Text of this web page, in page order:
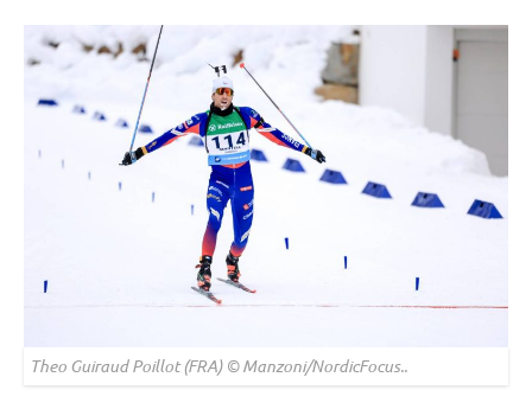
Theo Guiraud Poillot (FRA) © Manzoni/NordicFocus..